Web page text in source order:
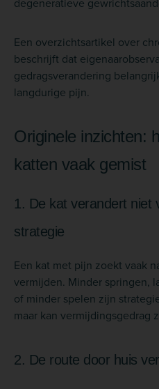
Een overzichtsartikel over
beschrijft dat
gedragsverandering
langdurige pijn.
Originele inzichten:
katten vaak gemist
1. De kat verandert niet
strategie
Een kat met pijn zoekt vaak
vermijden. Minder springen,
of minder spelen zijn
maar kan vermijdingsgedrag
2. De route door huis